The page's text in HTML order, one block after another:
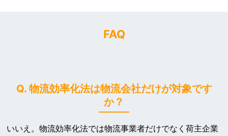
FAQ
Q. 物流効率化法は物流会社だけが対象です
か？
いいえ。物流効率化法では物流事業者だけでなく荷主企業